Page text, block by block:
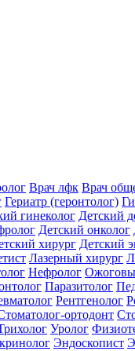
Врач лфк Врач
Гериатр (геронтолог)
гинеколог Детский
Детский онколог
хирург Детский
Лазерный хирург
Нефролог
Паразитолог
Рентгенолог
ортодонт
Уролог
Эндоскопист